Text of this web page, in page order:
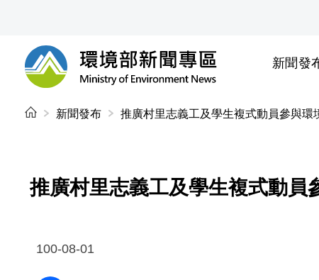
環境部新聞專區
新聞發
新聞發布 推廣村里志義工及學生複式動員參與
推廣村里志義工及學生複式動員
100-08-01